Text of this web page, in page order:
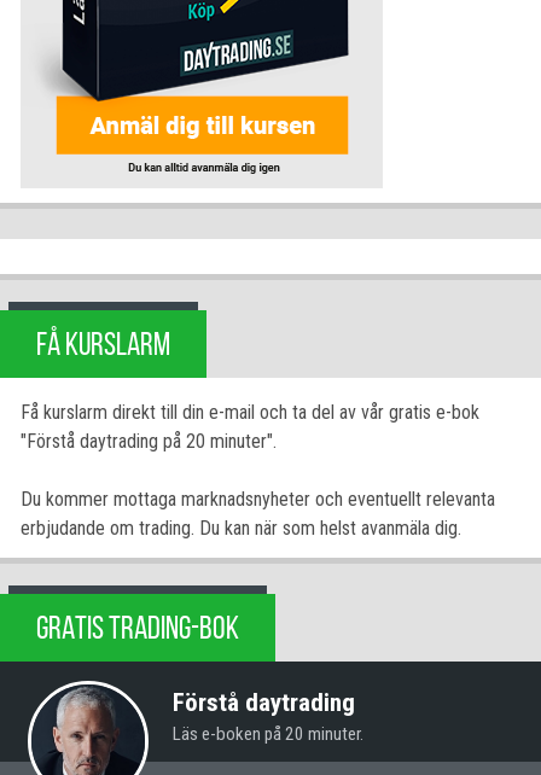
FÅ KURSLARM
Få kurslarm direkt till din e-mail och ta del av vår gratis e-bok
"Förstå daytrading på 20 minuter".
Du kommer mottaga marknadsnyheter och eventuellt relevanta
erbjudande om trading. Du kan när som helst avanmäla dig.
GRATIS TRADING-BOK
Förstå daytrading
Läs e-boken på 20 minuter.